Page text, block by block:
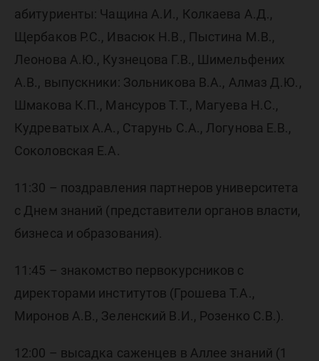
абитуриенты: Чащина А.И., Колкаева А.Д.,
Щербаков Р.С., Ивасюк Н.В., Пыстина М.В.,
Леонова А.Ю., Кузнецова Г.В., Шимельфених
А.В., выпускники: Зольникова В.А., Алмаз Д.Ю.,
Шмакова К.П., Мансуров Т.Т., Магуева Н.С.,
Кудреватых А.А., Старунь С.А., Логунова Е.В.,
Соколовская Е.А.
11:30 – поздравления партнеров университета
с Днем знаний (представители органов власти,
бизнеса и образования).
11:45 – знакомство первокурсников с
директорами институтов (Грошева Т.А.,
Миронов А.В., Зеленский В.И., Розенко С.В.).
12:00 – высадка саженцев в Аллее знаний (1